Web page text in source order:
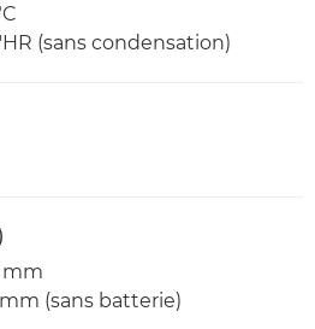
(sans condensation)
mm
mm (sans batterie)